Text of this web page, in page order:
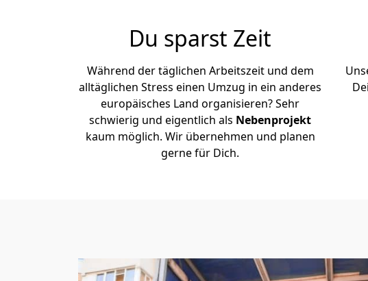
Du sparst Zeit
Während der täglichen Arbeitszeit und dem
alltäglichen Stress einen Umzug in ein anderes
europäisches Land organisieren? Sehr
schwierig und eigentlich als Nebenprojekt
kaum möglich. Wir übernehmen und planen
gerne für Dich.